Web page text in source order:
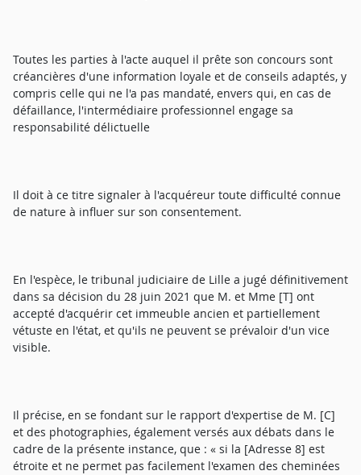
Toutes les parties à l'acte auquel il prête son concours sont
créancières d'une information loyale et de conseils adaptés, y
compris celle qui ne l'a pas mandaté, envers qui, en cas de
défaillance, l'intermédiaire professionnel engage sa
responsabilité délictuelle
Il doit à ce titre signaler à l'acquéreur toute difficulté connue
de nature à influer sur son consentement.
En l'espèce, le tribunal judiciaire de Lille a jugé définitivement
dans sa décision du 28 juin 2021 que M. et Mme [T] ont
accepté d'acquérir cet immeuble ancien et partiellement
vétuste en l'état, et qu'ils ne peuvent se prévaloir d'un vice
visible.
Il précise, en se fondant sur le rapport d'expertise de M. [C]
et des photographies, également versés aux débats dans le
cadre de la présente instance, que : « si la [Adresse 8] est
étroite et ne permet pas facilement l'examen des cheminées